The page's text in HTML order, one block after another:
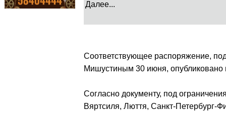
Далее...
Соответствующее распоряжение,
Мишустиным 30 июня, опубликовано
Согласно документу, под
Вяртсиля, Люття, Санкт-Петербург-